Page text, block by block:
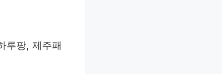
루팡, 제주패